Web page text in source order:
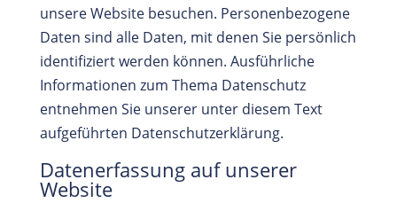
unsere Website besuchen. Personenbezogene
Daten sind alle Daten, mit denen Sie persönlich
identifiziert werden können. Ausführliche
Informationen zum Thema Datenschutz
entnehmen Sie unserer unter diesem Text
aufgeführten Datenschutzerklärung.
Datenerfassung auf unserer
Website